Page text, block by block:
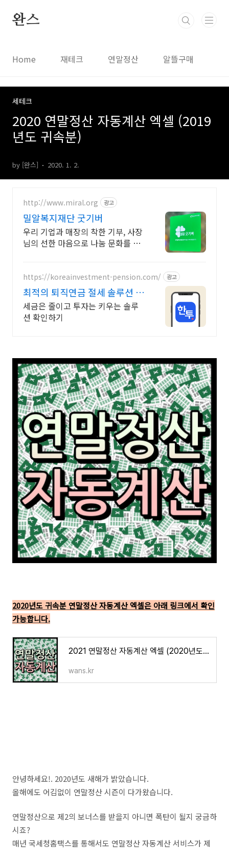
완스
Home 재테크 연말정산 알뜰구매
세테크
2020 연말정산 자동계산 엑셀 (2019
년도 귀속분)
by [완스] 2020. 1. 2.
http://www.miral.org 광고
밀알복지재단 굿기버
우리 기업과 매장의 착한 기부, 사장
님의 선한 마음으로 나눔 문화를 이
https://koreainvestment-pension.com/ 광고
최적의 퇴직연금 절세 솔루션 최
대 148.5만원 절세
세금은 줄이고 투자는 키우는 솔루
션 확인하기
2020년도 귀속분 연말정산 자동계산 엑셀은 아래 링크에서 확인
가능합니다.
2021 연말정산 자동계산 엑셀 (2020년도 귀속분)
wans.kr
안녕하세요!. 2020년도 새해가 밝았습니다.
올해에도 어김없이 연말정산 시즌이 다가왔습니다.
연말정산으로 제2의 보너스를 받을지 아니면 폭탄이 될지 궁금하
시죠?
매년 국세청홈택스를 통해서도 연말정산 자동계산 서비스가 제